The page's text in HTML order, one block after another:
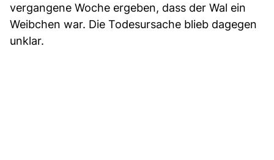
vergangene Woche ergeben, dass der Wal ein
Weibchen war. Die Todesursache blieb dagegen
unklar.